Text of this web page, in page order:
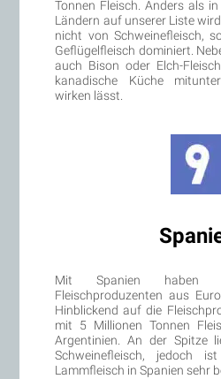
Tonnen Fleisch. Anders als
Ländern auf unserer Liste
nicht von Schweinefleisch,
Geflügelfleisch dominiert.
auch Bison oder Elch-
kanadische Küche
wirken lässt.
Mit Spanien haben
Fleischproduzenten aus
Hinblickend auf die
mit 5 Millionen Tonnen
Argentinien. An der Spitze
Schweinefleisch, jedoch
Lammfleisch in Spanien sehr